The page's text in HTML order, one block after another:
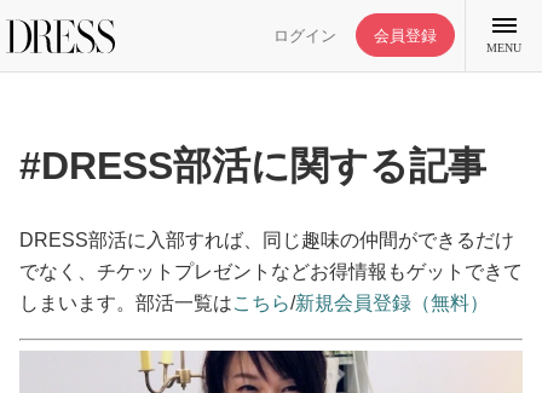
ログイン 会員登録
MENU
特集記事
DRESS部活
ライフスタイル
#DRESS部活に関する記事
DRESS部活に入部すれば、同じ趣味の仲間ができるだけ
でなく、チケットプレゼントなどお得情報もゲットできて
しまいます。部活一覧はこちら/新規会員登録（無料）